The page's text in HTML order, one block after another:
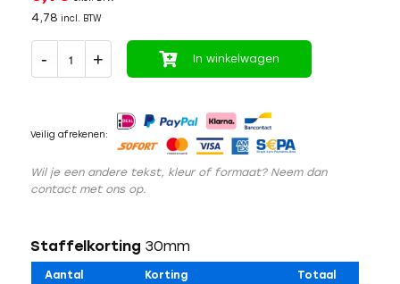
4,78 incl. BTW
In winkelwagen
Veilig afrekenen:
Wil je een andere tekst, kleur of formaat? Neem dan
contact met ons op.
Staffelkorting 30mm
Aantal Korting Totaal